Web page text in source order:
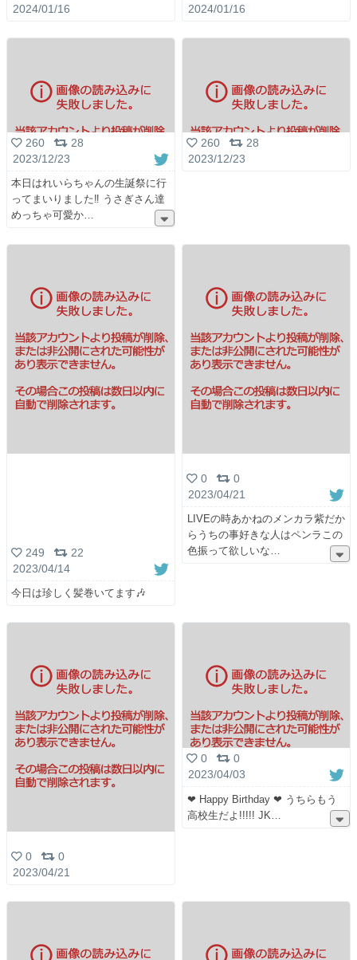
2024/01/16
2024/01/16
260
28
2023/12/23
本日はれいらちゃんの生誕祭に行
ってまいりました‼️ うさぎさん達
めっちゃ可愛か
260
28
2023/12/23
249
22
2023/04/14
今日は珍しく髪巻いてます🎶
0
0
2023/04/21
LIVEの時あかねのメンカラ紫だか
らうちの事好きな人はペンラこの
色振って欲しいな
0
0
2023/04/21
0
0
2023/04/03
❤︎ Happy Birthday ❤︎ うちらもう
高校生だよ!!!!! JK